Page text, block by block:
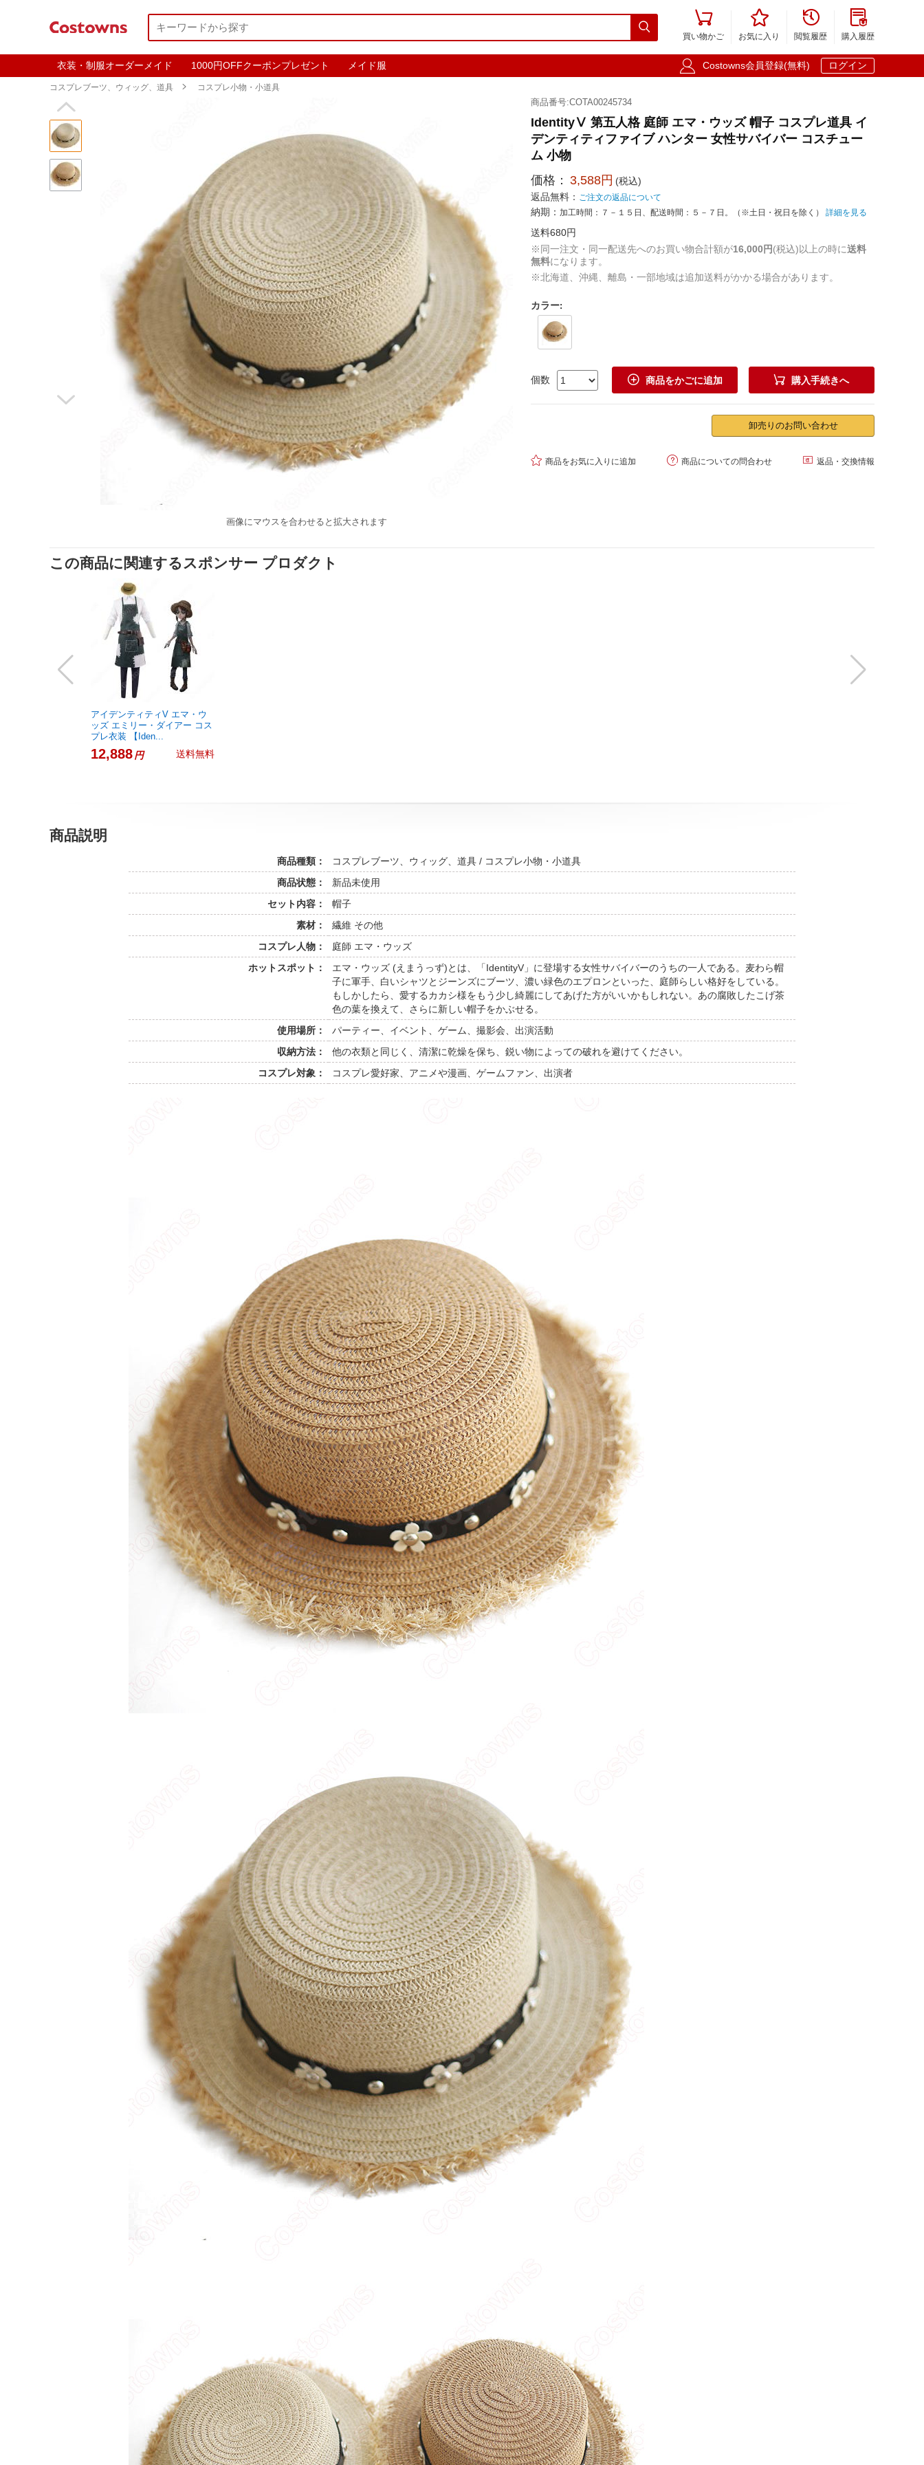


買い物かご

お気に入り

閲覧履歴

購入履歴
衣装・制服オーダーメイド 1000円OFFクーポンプレゼント メイド服  Costowns会員登録(無料) ログイン
コスプレブーツ、ウィッグ、道具  コスプレ小物・小道具


画像にマウスを合わせると拡大されます
商品番号:COTA00245734
IdentityⅤ 第五人格 庭師 エマ・ウッズ 帽子 コスプレ道具 イ
デンティティファイブ ハンター 女性サバイバー コスチュー
ム 小物
価格： 3,588円 (税込)
返品無料： ご注文の返品について
納期： 加工時間：７－１５日、配送時間：５－７日。（※土日・祝日を除く） 詳細を見る
送料680円
※同一注文・同一配送先へのお買い物合計額が16,000円(税込)以上の時に送料
無料になります。
※北海道、沖縄、離島・一部地域は追加送料がかかる場合があります。
カラー:
個数  商品をかごに追加  購入手続きへ
卸売りのお問い合わせ
 商品をお気に入りに追加  商品についての問合わせ  返品・交換情報
この商品に関連するスポンサー プロダクト
アイデンティティV エマ・ウ
ッズ エミリー・ダイアー コス
プレ衣装 【Iden...
12,888円 送料無料
商品説明
商品種類：
コスプレブーツ、ウィッグ、道具 / コスプレ小物・小道具
商品状態：
新品未使用
セット内容：
帽子
素材：
繊維 その他
コスプレ人物：
庭師 エマ・ウッズ
ホットスポット：
エマ・ウッズ (えまうっず)とは、「IdentityV」に登場する女性サバイバーのうちの一人である。麦わら帽
子に軍手、白いシャツとジーンズにブーツ、濃い緑色のエプロンといった、庭師らしい格好をしている。
もしかしたら、愛するカカシ様をもう少し綺麗にしてあげた方がいいかもしれない。あの腐敗したこげ茶
色の葉を換えて、さらに新しい帽子をかぶせる。
使用場所：
パーティー、イベント、ゲーム、撮影会、出演活動
収納方法：
他の衣類と同じく、清潔に乾燥を保ち、鋭い物によっての破れを避けてください。
コスプレ対象：
コスプレ愛好家、アニメや漫画、ゲームファン、出演者